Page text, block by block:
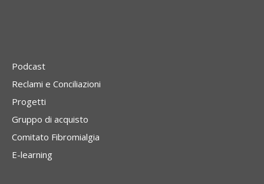
Podcast
Reclami e Conciliazioni
Progetti
Gruppo di acquisto
Comitato Fibromialgia
E-learning